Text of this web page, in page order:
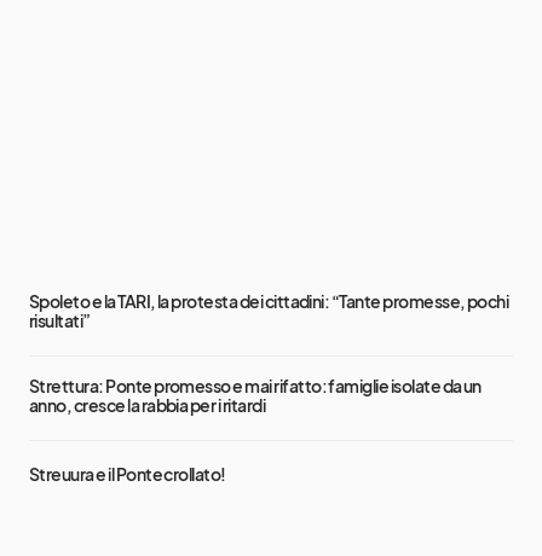
Spoleto e la TARI, la protesta dei cittadini: “Tante promesse, pochi
risultati”
Strettura: Ponte promesso e mai rifatto: famiglie isolate da un
anno, cresce la rabbia per i ritardi
Streuura e il Ponte crollato!